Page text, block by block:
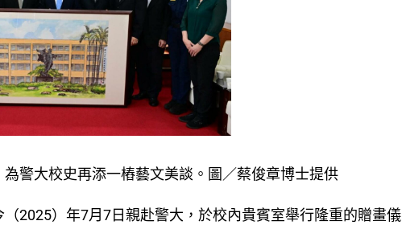
警大校史再添一樁藝文美談。圖／蔡俊章博士提供
2025）年7月7日親赴警大，於校內貴賓室舉行隆重的贈畫儀